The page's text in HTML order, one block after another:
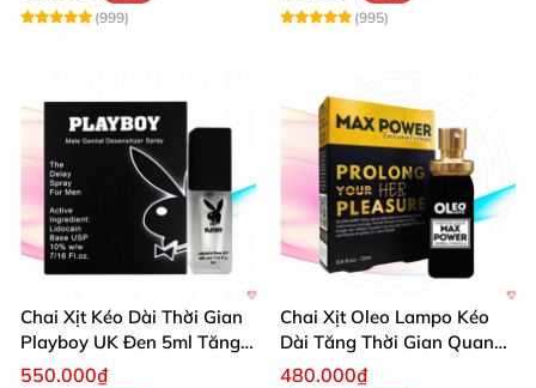
(999)
(995)
Chai Xịt Kéo Dài Thời Gian
Playboy UK Đen 5ml Tăng
Khoái Cảm
550.000₫
Chai Xịt Oleo Lampo Kéo
Dài Tăng Thời Gian Quan
Hệ Chính Hãng
480.000₫